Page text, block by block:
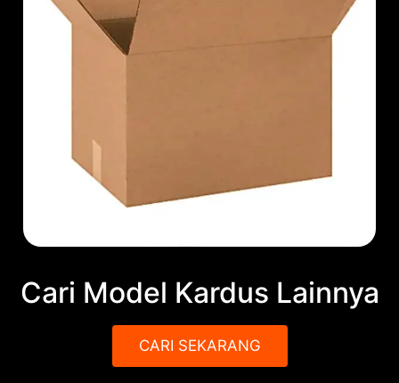
Cari Model Kardus Lainnya
CARI SEKARANG